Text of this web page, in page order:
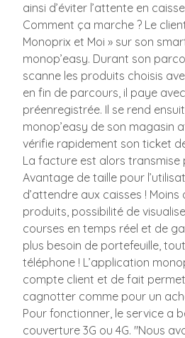
ainsi d’éviter l’attente en
Comment ça marche ? Le
Monoprix et Moi » sur son
monop’easy. Durant son
scanne les produits choisis
en fin de parcours, il paye
préenregistrée. Il se rend
monop’easy de son magasin
vérifie rapidement son ticket
La facture est alors transmise
Avantage de taille pour
d’attendre aux caisses !
produits, possibilité de
courses en temps réel et de
plus besoin de portefeuille,
téléphone ! L’application
compte client et de fait
cagnotter comme pour un
Pour fonctionner, le service a
couverture 3G ou 4G. "Nous